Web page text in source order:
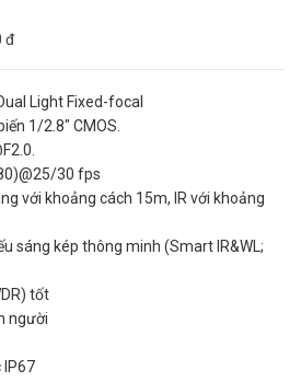
đ
Light Fixed-focal
1/2.8″ CMOS.
30 fps
với khoảng cách 15m, IR với khoảng
sáng kép thông minh (Smart IR&WL;
tốt
người
IP67